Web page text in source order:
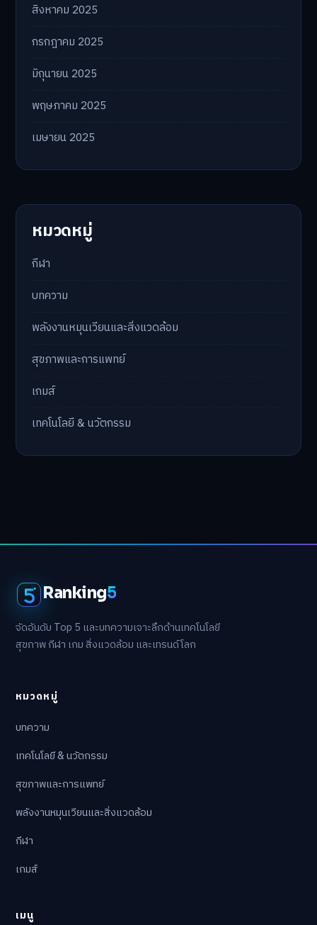
สิงหาคม 2025
กรกฎาคม 2025
มิถุนายน 2025
พฤษภาคม 2025
เมษายน 2025
หมวดหมู่
กีฬา
บทความ
พลังงานหมุนเวียนและสิ่งแวดล้อม
สุขภาพและการแพทย์
เกมส์
เทคโนโลยี & นวัตกรรม
Ranking5
จัดอันดับ Top 5 และบทความเจาะลึกด้านเทคโนโลยี
สุขภาพ กีฬา เกม สิ่งแวดล้อม และเทรนด์โลก
หมวดหมู่
บทความ
เทคโนโลยี & นวัตกรรม
สุขภาพและการแพทย์
พลังงานหมุนเวียนและสิ่งแวดล้อม
กีฬา
เกมส์
เมนู